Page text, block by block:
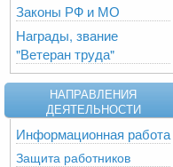
Законы РФ и МО
Награды, звание
"Ветеран труда"
НАПРАВЛЕНИЯ
ДЕЯТЕЛЬНОСТИ
Информационная работа
Защита работников